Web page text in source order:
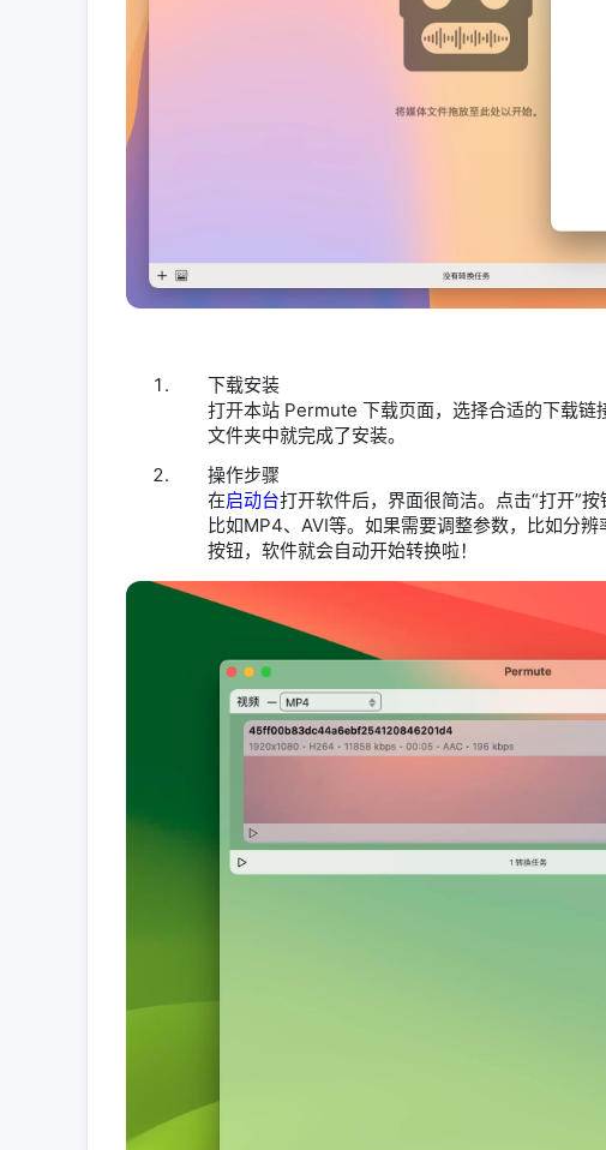
下载安装
打开本站 Permute 下载页面，选择合适的下载
文件夹中就完成了安装。
操作步骤
在启动台打开软件后，界面很简洁。点击“打开”
比如MP4、AVI等。如果需要调整参数，比如分
按钮，软件就会自动开始转换啦！